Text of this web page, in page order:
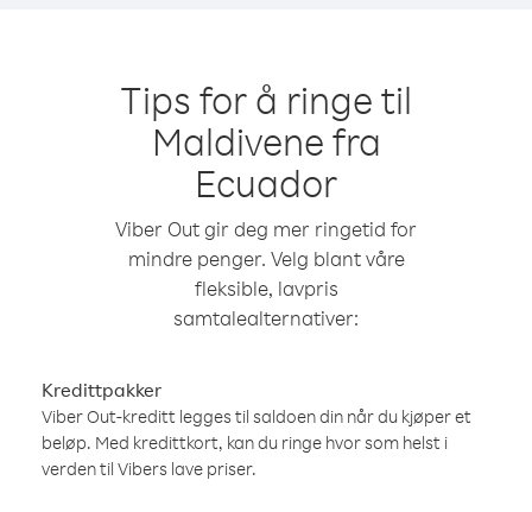
Tips for å ringe til
Maldivene fra
Ecuador
Viber Out gir deg mer ringetid for
mindre penger. Velg blant våre
fleksible, lavpris
samtalealternativer:
Kredittpakker
Viber Out-kreditt legges til saldoen din når du kjøper et
beløp. Med kredittkort, kan du ringe hvor som helst i
verden til Vibers lave priser.